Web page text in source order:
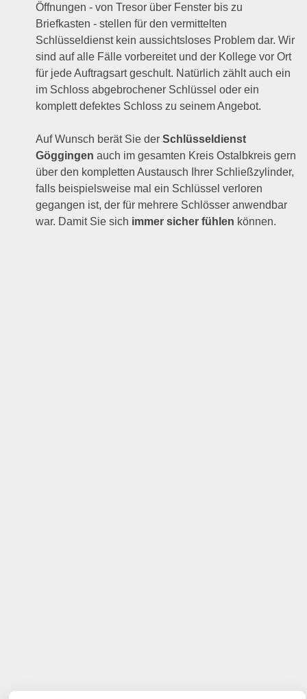
Öffnungen - von Tresor über Fenster bis zu
Briefkasten - stellen für den vermittelten
Schlüsseldienst kein aussichtsloses Problem dar. Wir
sind auf alle Fälle vorbereitet und der Kollege vor Ort
für jede Auftragsart geschult. Natürlich zählt auch ein
im Schloss abgebrochener Schlüssel oder ein
komplett defektes Schloss zu seinem Angebot.
Auf Wunsch berät Sie derSchlüsseldienst
Göggingen auch im gesamten Kreis Ostalbkreis gern
über den kompletten Austausch Ihrer Schließzylinder,
falls beispielsweise mal ein Schlüssel verloren
gegangen ist, der für mehrere Schlösser anwendbar
war. Damit Sie sich immer sicher fühlen können.